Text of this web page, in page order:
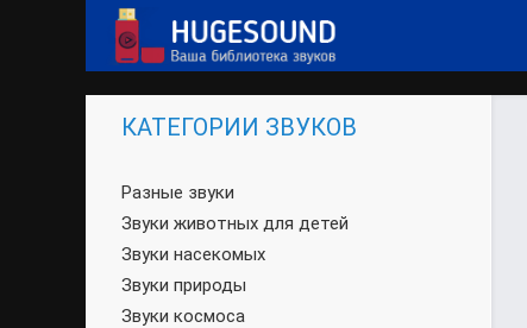
КАТЕГОРИИ ЗВУКОВ
Разные звуки
Звуки животных для детей
Звуки насекомых
Звуки природы
Звуки космоса